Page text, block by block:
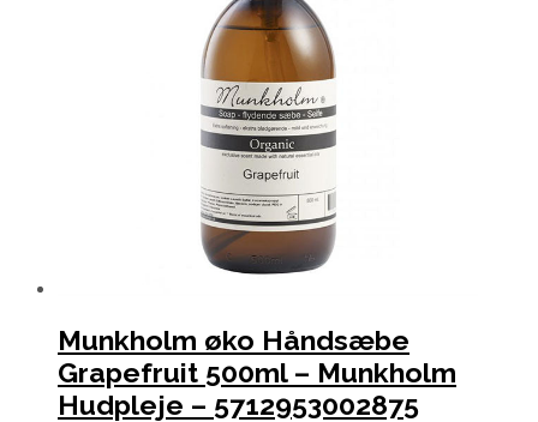
Munkholm øko Håndsæbe
Grapefruit 500ml – Munkholm
Hudpleje – 5712953002875